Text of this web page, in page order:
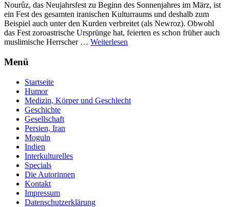
Nourûz, das Neujahrsfest zu Beginn des Sonnenjahres im März, ist
ein Fest des gesamten iranischen Kulturraums und deshalb zum
Beispiel auch unter den Kurden verbreitet (als Newroz). Obwohl
das Fest zoroastrische Ursprünge hat, feierten es schon früher auch
muslimische Herrscher … Weiterlesen
Menü
Startseite
Humor
Medizin, Körper und Geschlecht
Geschichte
Gesellschaft
Persien, Iran
Moguln
Indien
Interkulturelles
Specials
Die Autorinnen
Kontakt
Impressum
Datenschutzerklärung